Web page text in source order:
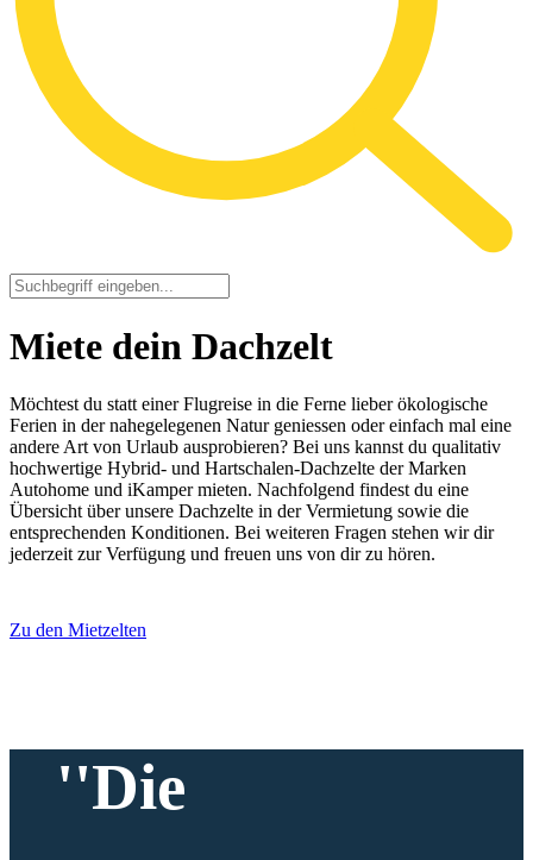
Miete dein Dachzelt
Möchtest du statt einer Flugreise in die Ferne lieber ökologische
Ferien in der nahegelegenen Natur geniessen oder einfach mal eine
andere Art von Urlaub ausprobieren? Bei uns kannst du qualitativ
hochwertige Hybrid- und Hartschalen-Dachzelte der Marken
Autohome und iKamper mieten. Nachfolgend findest du eine
Übersicht über unsere Dachzelte in der Vermietung sowie die
entsprechenden Konditionen. Bei weiteren Fragen stehen wir dir
jederzeit zur Verfügung und freuen uns von dir zu hören.
Zu den Mietzelten
''Die